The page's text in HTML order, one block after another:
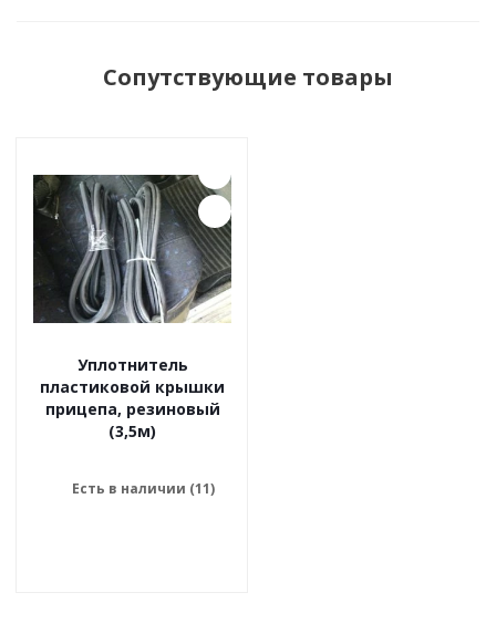
Сопутствующие товары
Уплотнитель
пластиковой крышки
прицепа, резиновый
(3,5м)
Есть в наличии (11)